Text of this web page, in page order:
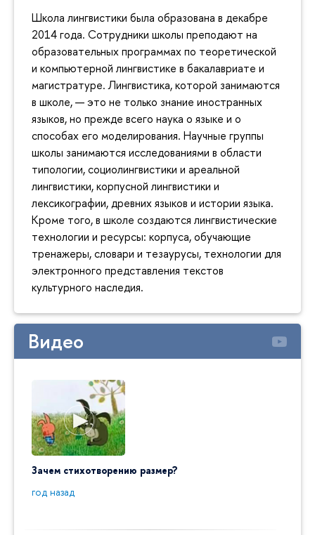
Школа лингвистики была образована в декабре
2014 года. Сотрудники школы преподают на
образовательных программах по теоретической
и компьютерной лингвистике в бакалавриате и
магистратуре. Лингвистика, которой занимаются
в школе, — это не только знание иностранных
языков, но прежде всего наука о языке и о
способах его моделирования. Научные группы
школы занимаются исследованиями в области
типологии, социолингвистики и ареальной
лингвистики, корпусной лингвистики и
лексикографии, древних языков и истории языка.
Кроме того, в школе создаются лингвистические
технологии и ресурсы: корпуса, обучающие
тренажеры, словари и тезаурусы, технологии для
электронного представления текстов
культурного наследия.
Видео
Зачем стихотворению размер?
год назад